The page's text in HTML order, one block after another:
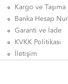
Kargo ve
Banka Hesap
Garanti ve İade
KVKK Politikası
İletişim